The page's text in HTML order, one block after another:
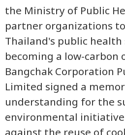
the Ministry of Public
partner organizations
Thailand's public
becoming a low-carbon
Bangchak Corporation
Limited signed a
understanding for the
environmental